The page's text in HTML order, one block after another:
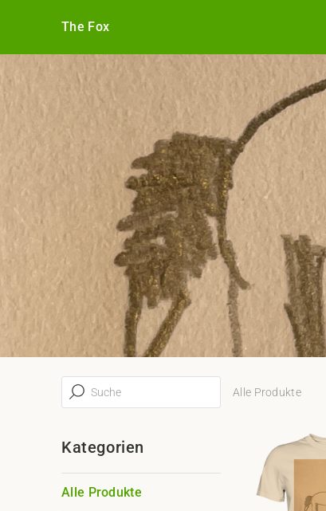
The Fox
Kategorien
Alle Produkte
Alle Produkte